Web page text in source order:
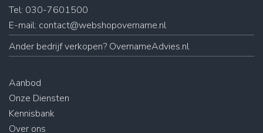
Tel: 030-7601500
E-mail: contact@webshopovername.nl
Ander bedrijf verkopen? OvernameAdvies.nl
Aanbod
Onze Diensten
Kennisbank
Over ons